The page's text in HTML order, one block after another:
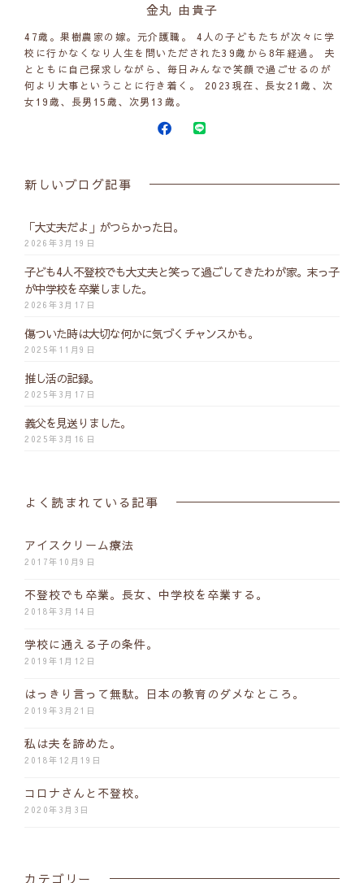
金丸 由貴子
47歳。果樹農家の嫁。元介護職。 4人の子どもたちが次々に学
校に行かなくなり人生を問いただされた39歳から8年経過。 夫
とともに自己探求しながら、毎日みんなで笑顔で過ごせるのが
何より大事ということに行き着く。 2023現在、長女21歳、次
女19歳、長男15歳、次男13歳。
新しいブログ記事
「大丈夫だよ」がつらかった日。
2026年3月19日
子ども4人不登校でも大丈夫と笑って過ごしてきたわが家。末っ子
が中学校を卒業しました。
2026年3月17日
傷ついた時は大切な何かに気づくチャンスかも。
2025年11月9日
推し活の記録。
2025年3月17日
義父を見送りました。
2025年3月16日
よく読まれている記事
アイスクリーム療法
2017年10月9日
不登校でも卒業。長女、中学校を卒業する。
2018年3月14日
学校に通える子の条件。
2019年1月12日
はっきり言って無駄。日本の教育のダメなところ。
2019年3月21日
私は夫を諦めた。
2018年12月19日
コロナさんと不登校。
2020年3月3日
カテゴリー